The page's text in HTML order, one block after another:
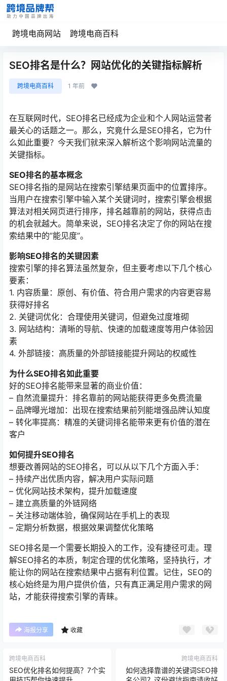
跨境电商网站 跨境电商百科
SEO排名是什么？网站优化的关键指标解析
跨境电商百科 1 年前
在互联网时代，SEO排名已经成为企业和个人网站运营者
最关心的话题之一。那么，究竟什么是SEO排名，它为什
么如此重要？今天我们就来深入解析这个影响网站流量的
关键指标。
SEO排名的基本概念
SEO排名指的是网站在搜索引擎结果页面中的位置排序。
当用户在搜索引擎中输入某个关键词时，搜索引擎会根据
算法对相关网页进行排序，排名越靠前的网站，获得点击
的机会就越大。简单来说，SEO排名决定了你的网站在搜
索结果中的”能见度”。
影响SEO排名的关键因素
搜索引擎的排名算法虽然复杂，但主要考虑以下几个核心
要素：
1. 内容质量：原创、有价值、符合用户需求的内容更容易
获得好排名
2. 关键词优化：合理使用关键词，但避免过度堆砌
3. 网站结构：清晰的导航、快速的加载速度等用户体验因
素
4. 外部链接：高质量的外部链接能提升网站的权威性
为什么SEO排名如此重要
好的SEO排名能带来显著的商业价值：
– 自然流量提升：排名靠前的网站能获得更多免费流量
– 品牌曝光增加：出现在搜索结果前列能增强品牌认知度
– 转化率提高：精准的关键词排名能带来更有价值的潜在
客户
如何提升SEO排名
想要改善网站的SEO排名，可以从以下几个方面入手：
– 持续产出优质内容，解决用户实际问题
– 优化网站技术架构，提升加载速度
– 建立高质量的外链网络
– 关注移动端体验，确保网站在手机上的表现
– 定期分析数据，根据效果调整优化策略
SEO排名是一个需要长期投入的工作，没有捷径可走。理
解SEO排名的本质，制定合理的优化策略，坚持执行，才
能让你的网站在搜索结果中占据有利位置。记住，SEO的
核心始终是为用户提供价值，只有真正满足用户需求的网
站，才能获得搜索引擎的青睐。
海报分享 收藏
跨境电商百科
SEO优化排名如何提高？7个实
跨境电商百科
如何选择靠谱的关键词SEO排